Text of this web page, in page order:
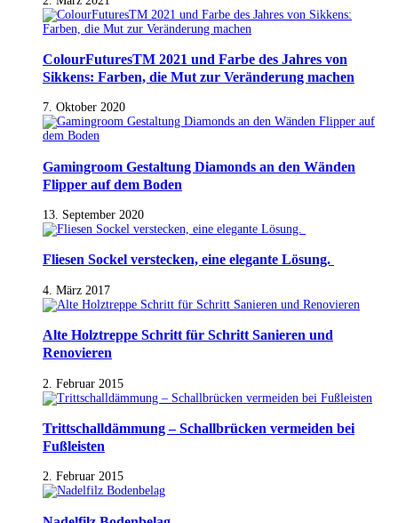
ColourFuturesTM 2021 und Farbe des Jahres von
Sikkens: Farben, die Mut zur Veränderung machen
7. Oktober 2020
Gamingroom Gestaltung Diamonds an den Wänden
Flipper auf dem Boden
13. September 2020
Fliesen Sockel verstecken, eine elegante Lösung.
4. März 2017
Alte Holztreppe Schritt für Schritt Sanieren und
Renovieren
2. Februar 2015
Trittschalldämmung – Schallbrücken vermeiden bei
Fußleisten
2. Februar 2015